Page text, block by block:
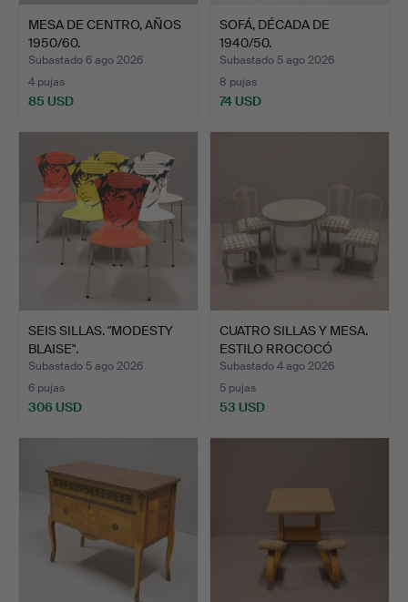
MESA DE CENTRO, AÑOS
1950/60.
Subastado 6 ago 2026
4 pujas
85 USD
SOFÁ, DÉCADA DE
1940/50.
Subastado 5 ago 2026
8 pujas
74 USD
SEIS SILLAS. "MODESTY
BLAISE".
CONTEMPORÁN…
Subastado 5 ago 2026
6 pujas
306 USD
CUATRO SILLAS Y MESA.
ESTILO RROCOCÓ
RURAL…
Subastado 4 ago 2026
5 pujas
53 USD